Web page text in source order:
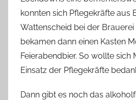
konnten sich Pflegekräfte aus
Wattenscheid bei der
bekamen dann einen Kasten
Feierabendbier. So wollte sich
Einsatz der Pflegekräfte
Dann gibt es noch das